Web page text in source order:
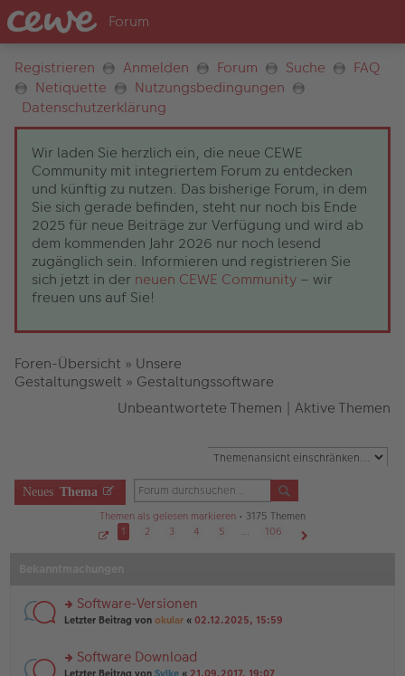
Registrieren Anmelden Forum Suche
FAQ
Netiquette
Nutzungsbedingungen
Datenschutzerklärung
Wir laden Sie herzlich ein, die neue CEWE
Community mit integriertem Forum zu entdecken
und künftig zu nutzen. Das bisherige Forum, in dem
Sie sich gerade befinden, steht nur noch bis Ende
2025 für neue Beiträge zur Verfügung und wird ab
dem kommenden Jahr 2026 nur noch lesend
zugänglich sein. Informieren und registrieren Sie
sich jetzt in der neuen CEWE Community – wir
freuen uns auf Sie!
Foren-Übersicht » Unsere
Gestaltungswelt » Gestaltungssoftware
Unbeantwortete Themen | Aktive Themen
Neues Thema
Themen als gelesen markieren • 3175 Themen
1
v
o
n
6
1 2 3 4 5 …
106
rs
u
Software-Versionen
Letzter Beitrag von okular « 02.12.2025, 15:59
rs
Software Download